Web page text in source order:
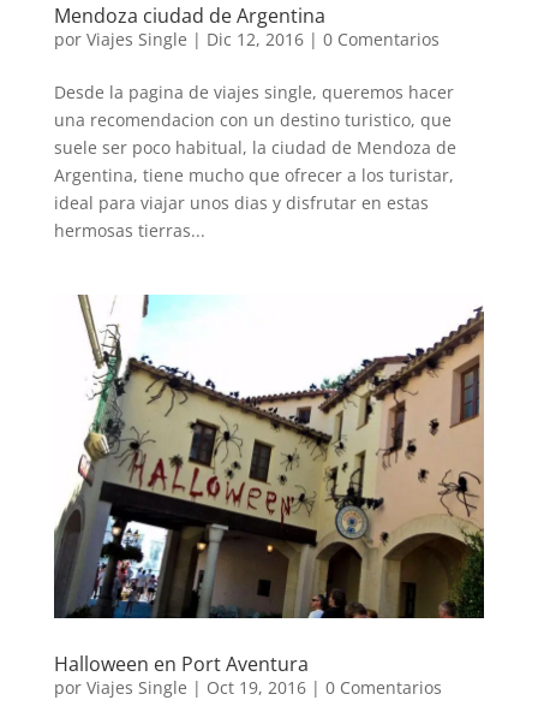
Mendoza ciudad de Argentina
por Viajes Single | Dic 12, 2016| 0 Comentarios
Desde la pagina de viajes single, queremos hacer
una recomendacion con un destino turistico, que
suele ser poco habitual, la ciudad de Mendoza de
Argentina, tiene mucho que ofrecer a los turistar,
ideal para viajar unos dias y disfrutar en estas
hermosas tierras...
Halloween en Port Aventura
por Viajes Single | Oct 19, 2016| 0 Comentarios